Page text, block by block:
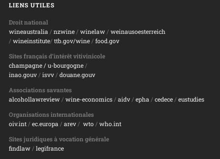
LIENS UTILES
Droit national
wineaustralia / nzwine/ winelaw/ weinausoesterreich
/ wineinstitute/ ttb.gov/wine/ food.gov
Sites français d’intérêt vitivinicole
champagne/ u-bourgogne/
inao.gouv/ isvv/ douane.gouv
Associations savantes
alcohollawreview/ wine-economics/ aidv/ epha / cedece/ eustudies
Organisations internationales
oiv.int/ ec.europa/ arev/ wto/ who.int
Sites juridiques à vocation générale
findlaw/ legifrance